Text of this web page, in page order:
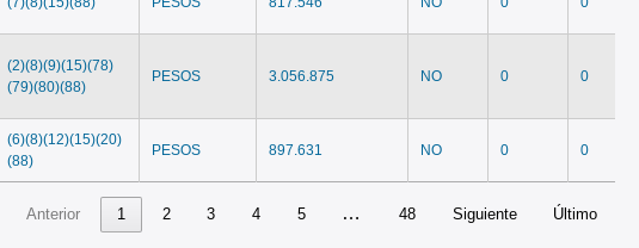
(2)(8)(9)(15)(78)
(79)(80)(88)
PESOS 3.056.875 NO 0 0
(6)(8)(12)(15)(20)
(88)
PESOS 897.631 NO 0 0
Anterior 1 2 3 4 5 … 48 Siguiente Último